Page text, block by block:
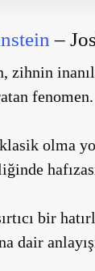
–
, zihnin
fenomen.
olma
bir
dair